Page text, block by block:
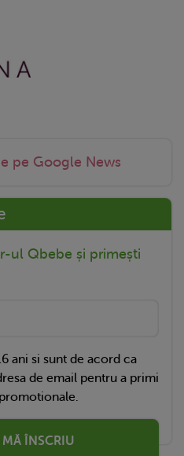
pe Google News
ul Qbebe și primești
ani si sunt de acord ca
de email pentru a primi
MĂ ÎNSCRIU